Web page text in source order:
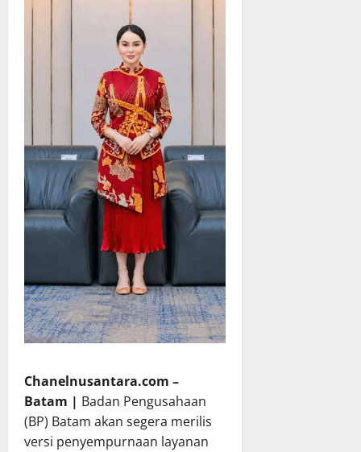
Chanelnusantara.com –
Batam | Badan Pengusahaan
(BP) Batam akan segera merilis
versi penyempurnaan layanan